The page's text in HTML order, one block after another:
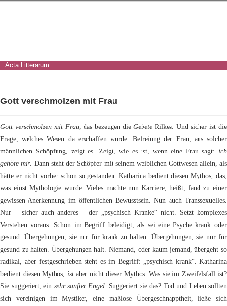
Acta Litterarum
Gott verschmolzen mit Frau
Gott verschmolzen mit Frau, das bezeugen dieGebete Rilkes. Und sicher ist die
Frage, welches Wesen da erschaffen wurde. Befreiung der Frau, aus solcher
männlichen Schöpfung, zeigt es. Zeigt, wie es ist, wenn eine Frau sagt: ich
gehöre mir. Dann steht der Schöpfer mit seinem weiblichen Gottwesen allein, als
hätte er nicht vorher schon so gestanden. Katharina bedient diesen Mythos, das,
was einst Mythologie wurde. Vieles machte nun Karriere, heißt, fand zu einer
gewissen Anerkennung im öffentlichen Bewusstsein. Nun auch Transsexuelles.
Nur – sicher auch anderes – der „psychisch Kranke“ nicht. Setzt komplexes
Verstehen voraus. Schon im Begriff beleidigt, als sei eine Psyche krank oder
gesund. Übergehungen, sie nur für krank zu halten. Übergehungen, sie nur für
gesund zu halten. Übergehungen halt. Niemand, oder kaum jemand, übergeht so
radikal, aber festgeschrieben steht es im Begriff: „psychisch krank“. Katharina
bedient diesen Mythos, istaber nicht dieser Mythos. Was sie im Zweifelsfall ist?
Sie suggeriert, ein sehr sanfter Engel. Suggeriert sie das? Tod und Leben sollten
sich vereinigen im Mystiker, eine maßlose Übergeschnapptheit, ließe sich